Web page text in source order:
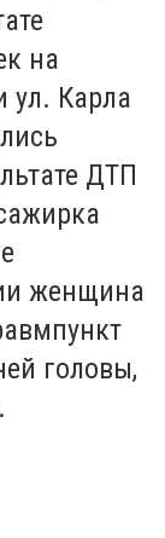
на
ул. Карла
ДТП
женщина
головы,